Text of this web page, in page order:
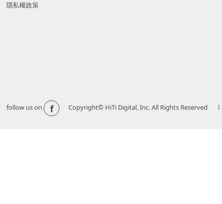
隱私權政策
follow us on f Copyright© HiTi Digital, Inc. All Rights Reserved l